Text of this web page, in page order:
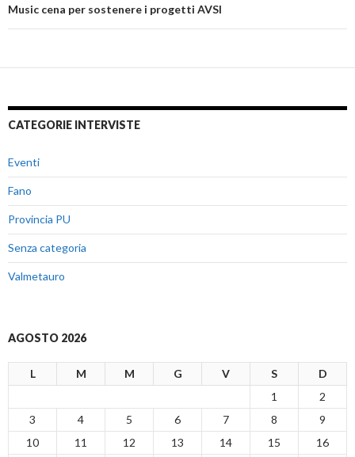
Music cena per sostenere i progetti AVSI
CATEGORIE INTERVISTE
Eventi
Fano
Provincia PU
Senza categoria
Valmetauro
AGOSTO 2026
L M M G V S D
1
2
3
4 5 6 7 8
9
10
11 12 13 14 15
16